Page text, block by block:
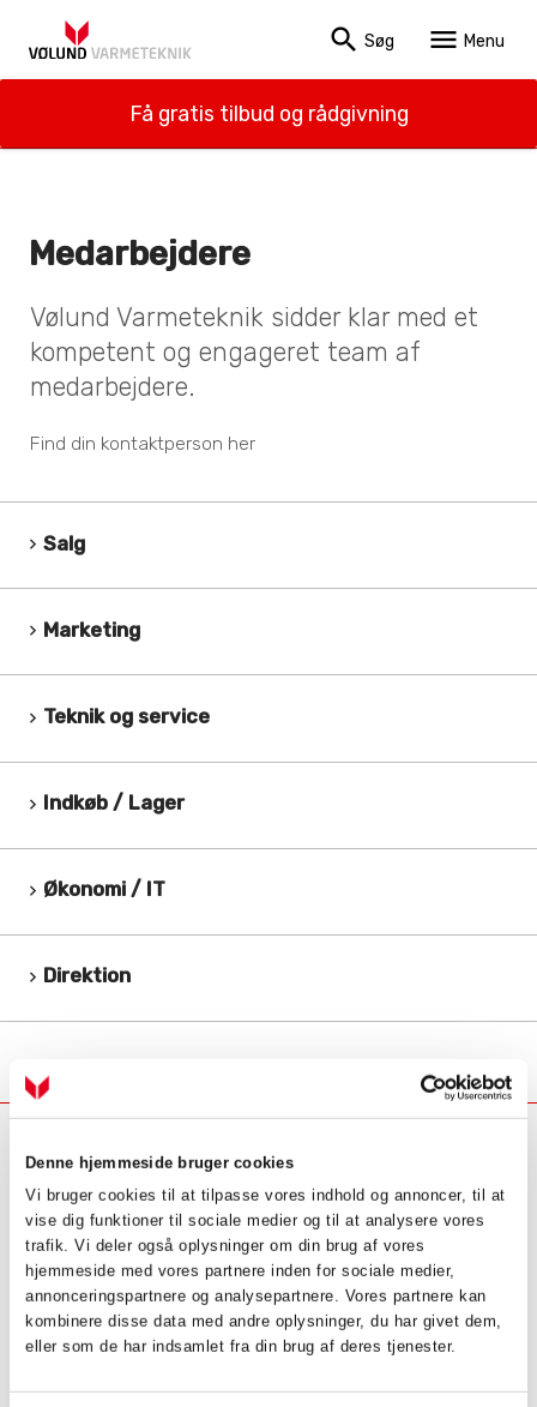
Denne hjemmeside bruger cookies
Vi bruger cookies til at tilpasse vores indhold og annoncer, til at
vise dig funktioner til sociale medier og til at analysere vores
trafik. Vi deler også oplysninger om din brug af vores
hjemmeside med vores partnere inden for sociale medier,
annonceringspartnere og analysepartnere. Vores partnere kan
kombinere disse data med andre oplysninger, du har givet dem,
eller som de har indsamlet fra din brug af deres tjenester.
search Søg menu Menu
Få gratis tilbud og rådgivning
Medarbejdere
Vølund Varmeteknik sidder klar med et
kompetent og engageret team af
medarbejdere.
Find din kontaktperson her
keyboard_arrow_right Salg
keyboard_arrow_right Marketing
keyboard_arrow_right Teknik og service
keyboard_arrow_right Indkøb / Lager
keyboard_arrow_right Økonomi / IT
keyboard_arrow_right Direktion
location_on Industrivej Nord 7B, 7400 Herning
phone Kontakt erhverv
Kontakt private
Service
Få hjælp til dit produkt
Dit serviceabonnement